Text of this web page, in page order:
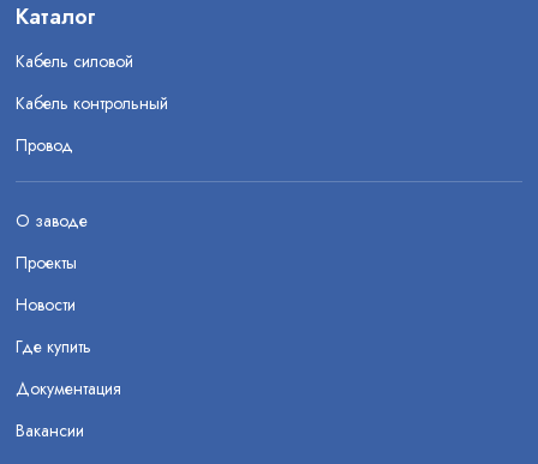
Каталог
Кабель силовой
Кабель контрольный
Провод
О заводе
Проекты
Новости
Где купить
Документация
Вакансии